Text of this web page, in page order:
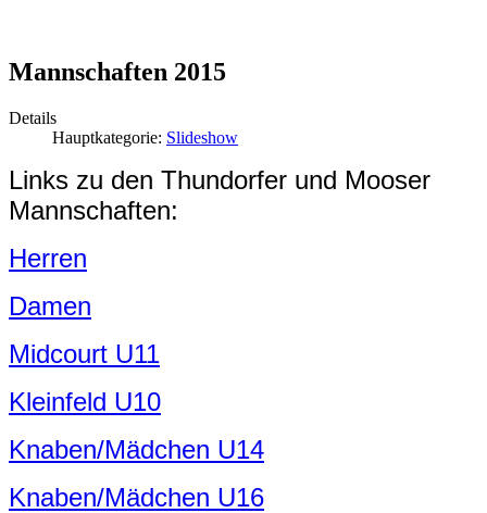
Mannschaften 2015
Details
Hauptkategorie: Slideshow
Links zu den Thundorfer und Mooser
Mannschaften:
Herren
Damen
Midcourt U11
Kleinfeld U10
Knaben/Mädchen U14
Knaben/Mädchen U16